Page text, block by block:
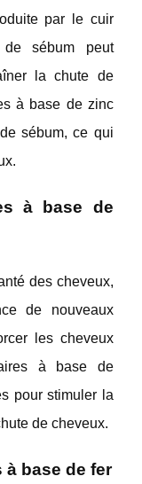
par le cuir
de sébum peut
la chute de
à base de zinc
sébum, ce qui
à base de
des cheveux,
de nouveaux
les cheveux
à base de
pour stimuler la
de cheveux.
base de fer